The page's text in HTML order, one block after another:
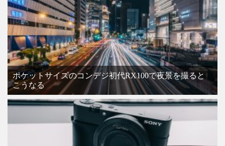
ポケットサイズのコンデジ初代RX100で夜景を撮ると
こうなる